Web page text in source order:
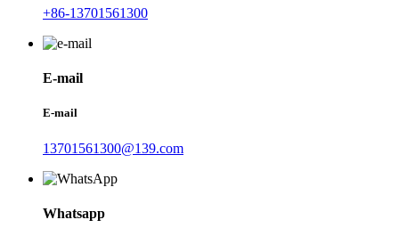
+86-13701561300
E-mail
E-mail
13701561300@139.com
Whatsapp